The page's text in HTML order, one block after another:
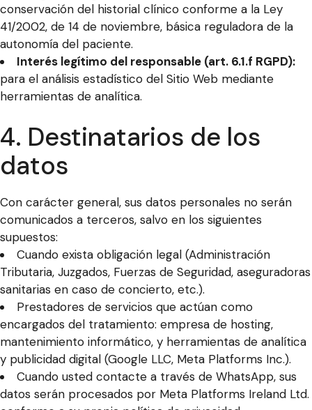
conservación del historial clínico conforme a la Ley
41/2002, de 14 de noviembre, básica reguladora de la
autonomía del paciente.
Interés legítimo del responsable (art. 6.1.f RGPD):
para el análisis estadístico del Sitio Web mediante
herramientas de analítica.
4. Destinatarios de los
datos
Con carácter general, sus datos personales no serán
comunicados a terceros, salvo en los siguientes
supuestos:
Cuando exista obligación legal (Administración
Tributaria, Juzgados, Fuerzas de Seguridad, aseguradoras
sanitarias en caso de concierto, etc.).
Prestadores de servicios que actúan como
encargados del tratamiento: empresa de hosting,
mantenimiento informático, y herramientas de analítica
y publicidad digital (Google LLC, Meta Platforms Inc.).
Cuando usted contacte a través de WhatsApp, sus
datos serán procesados por Meta Platforms Ireland Ltd.